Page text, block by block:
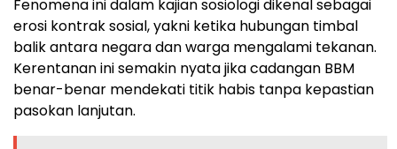
Fenomena ini dalam kajian sosiologi dikenal sebagai
erosi kontrak sosial, yakni ketika hubungan timbal
balik antara negara dan warga mengalami tekanan.
Kerentanan ini semakin nyata jika cadangan BBM
benar-benar mendekati titik habis tanpa kepastian
pasokan lanjutan.